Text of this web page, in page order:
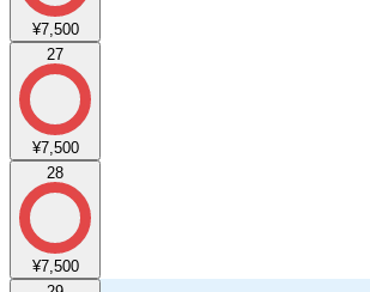
¥7,500
27
¥7,500
28
¥7,500